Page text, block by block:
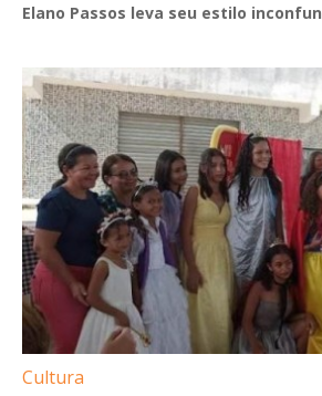
Elano Passos leva seu estilo
Cultura